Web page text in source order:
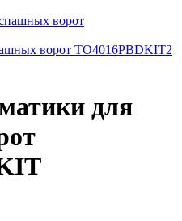
ворот TO4016PBDKIT2
для